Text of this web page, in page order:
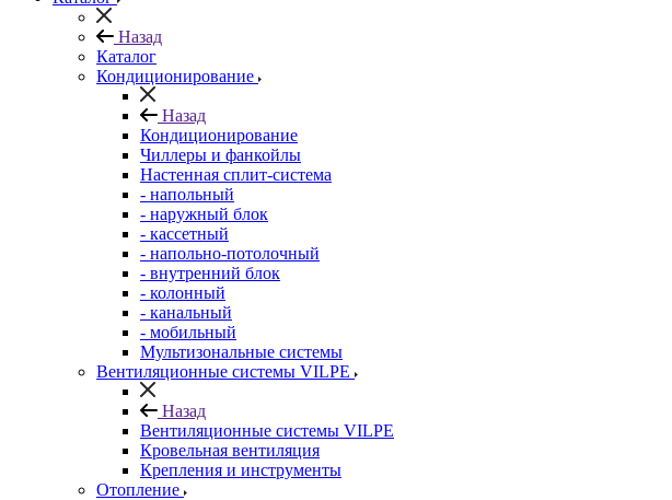
Назад
Каталог
Кондиционирование
Назад
Кондиционирование
Чиллеры и фанкойлы
Настенная сплит-система
- напольный
- наружный блок
- кассетный
- напольно-потолочный
- внутренний блок
- колонный
- канальный
- мобильный
Мультизональные системы
Вентиляционные системы VILPE
Назад
Вентиляционные системы VILPE
Кровельная вентиляция
Крепления и инструменты
Отопление